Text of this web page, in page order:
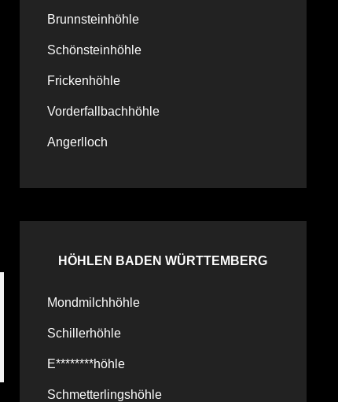
Brunnsteinhöhle
Schönsteinhöhle
Frickenhöhle
Vorderfallbachhöhle
Angerlloch
HÖHLEN BADEN WÜRTTEMBERG
Mondmilchhöhle
Schillerhöhle
E********höhle
Schmetterlingshöhle